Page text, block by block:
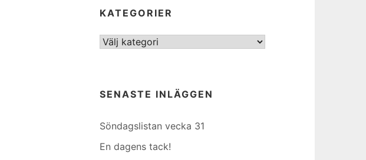
KATEGORIER
Kategorier
SENASTE INLÄGGEN
Söndagslistan vecka 31
En dagens tack!